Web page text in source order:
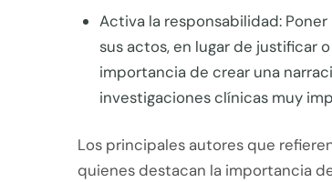
Activa la responsabilidad:
sus actos, en lugar de justificar
importancia de crear una
investigaciones clínicas muy
Los principales autores que
quienes destacan la importancia